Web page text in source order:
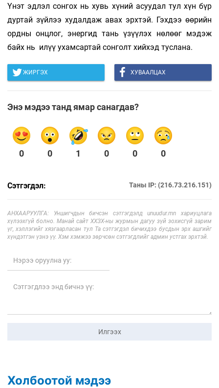
Үнэт эдлэл сонгох нь хувь хүний ​​асуудал тул хүн бүр
дуртай зүйлээ худалдаж авах эрхтэй. Гэхдээ өөрийн
ордны онцлог, энергид тань үзүүлэх нөлөөг мэдэж
байх нь илүү ухамсартай сонголт хийхэд туслана.
ЖИРГЭХ ХУВААЛЦАХ
Энэ мэдээ танд ямар санагдав?
0 0 1 0 0 0
Сэтгэгдэл: Таны IP: (216.73.216.151)
АНХААРУУЛГА: Уншигчдын бичсэн сэтгэгдэлд unuudur.mn хариуцлага
хүлээхгүй болно. Манай сайт ХХЗХ-ны журмын дагуу зүй зохисгүй зарим
үг, хэллэгийг хязгаарласан тул Та сэтгэгдэл бичихдээ бусдын эрх ашгийг
хүндэтгэн үзнэ үү. Хэм хэмжээ зөрчсөн сэтгэгдлийг админ устгах эрхтэй.
Илгээх
Холбоотой мэдээ